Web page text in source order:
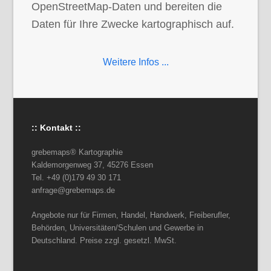
OpenStreetMap-Daten und bereiten die
Daten für Ihre Zwecke kartographisch auf.
Weitere Infos ...
:: Kontakt ::
grebemaps® Kartographie
Kaldemorgenweg 37, 45276 Essen
Tel. +49 (0)179 49 30 171
anfrage@grebemaps.de
Angebote nur für Firmen, Handel, Handwerk, Freiberufler,
Behörden, Universitäten/Schulen und Gewerbe in
Deutschland. Preise zzgl. gesetzl. MwSt.